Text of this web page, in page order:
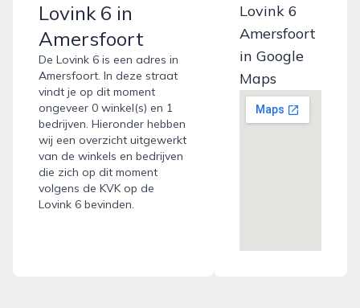
Lovink 6 in
Amersfoort
De Lovink 6 is een adres in
Amersfoort. In deze straat
vindt je op dit moment
ongeveer 0 winkel(s) en 1
bedrijven. Hieronder hebben
wij een overzicht uitgewerkt
van de winkels en bedrijven
die zich op dit moment
volgens de KVK op de
Lovink 6 bevinden.
Lovink 6
Amersfoort
in Google
Maps